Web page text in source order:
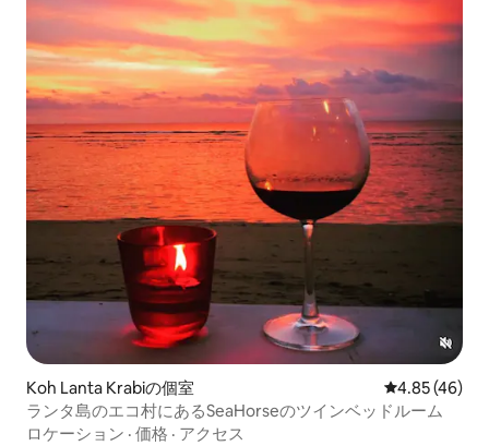
Koh Lanta Krabiの個室 レビュー46
4.85 (46)
ランタ島のエコ村にあるSeaHorseのツインベッドルーム
ロケーション · 価格 · アクセス